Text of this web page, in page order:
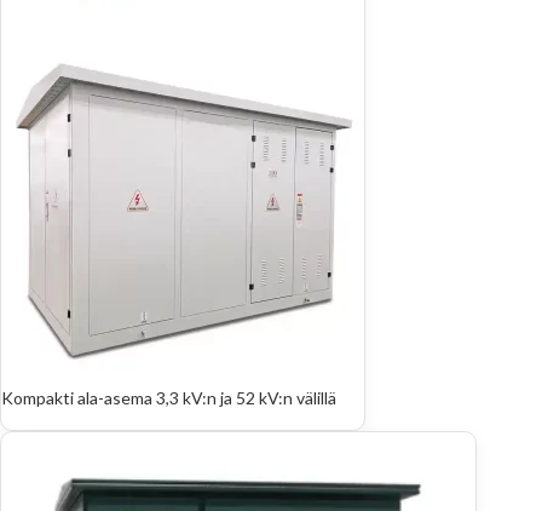
Kompakti ala-asema 3,3 kV:n ja 52 kV:n välillä